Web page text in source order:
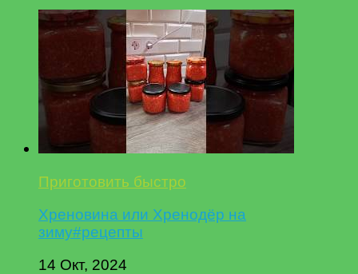
Приготовить быстро
Хреновина или Хренодёр на
зиму#рецепты
14 Окт, 2024